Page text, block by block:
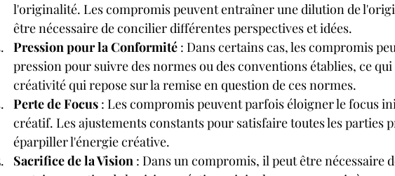
l'originalité. Les compromis peuvent entraîner une dilution de
être nécessaire de concilier différentes perspectives et idées.
Pression pour la Conformité : Dans certains cas, les compromis
pression pour suivre des normes ou des conventions établies, ce
créativité qui repose sur la remise en question de ces normes.
Perte de Focus : Les compromis peuvent parfois éloigner le focus
créatif. Les ajustements constants pour satisfaire toutes les parties
éparpiller l'énergie créative.
Sacrifice de la Vision : Dans un compromis, il peut être nécessaire